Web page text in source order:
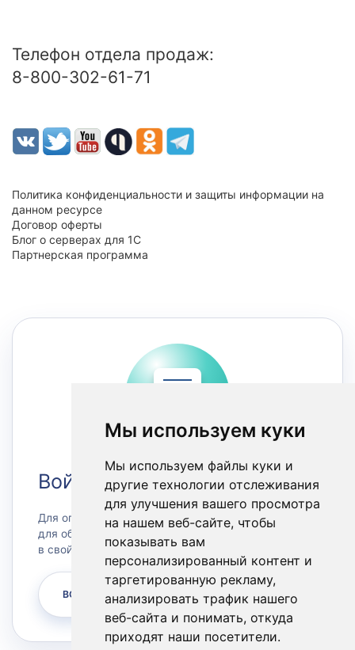
Мы используем куки
Мы используем файлы куки и
другие технологии отслеживания
для улучшения вашего просмотра
на нашем веб-сайте, чтобы
показывать вам
персонализированный контент и
таргетированную рекламу,
анализировать трафик нашего
веб-сайта и понимать, откуда
приходят наши посетители.
Телефон отдела продаж:
8-800-302-61-71
Политика конфиденциальности и защиты информации на
данном ресурсе
Договор оферты
Блог о серверах для 1С
Партнерская программа
Войти в Личный кабинет
Для оплаты счетов или заказа сервера, а также
для обращения в техническую поддержку зайдите
в свой личный кабинет.
ВОЙТИ